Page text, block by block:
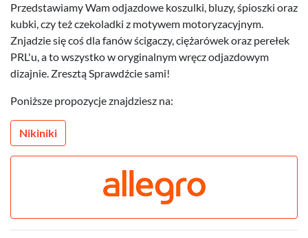
Przedstawiamy Wam odjazdowe koszulki, bluzy, śpioszki oraz
kubki, czy też czekoladki z motywem motoryzacyjnym.
Znjadzie się coś dla fanów ścigaczy, ciężarówek oraz perełek
PRL'u, a to wszystko w oryginalnym wręcz odjazdowym
dizajnie. Zresztą Sprawdźcie sami!
Poniższe propozycje znajdziesz na:
Nikiniki